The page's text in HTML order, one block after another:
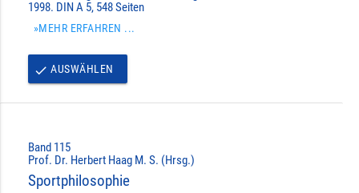
1998. DIN A 5, 548 Seiten
»MEHR ERFAHREN ...
done AUSWÄHLEN
Band 115
Prof. Dr. Herbert Haag M. S. (Hrsg.)
Sportphilosophie